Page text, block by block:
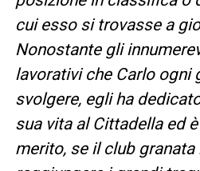
cui esso si trovasse a
Nonostante gli
lavorativi che Carlo ogni
svolgere, egli ha
sua vita al Cittadella ed
merito, se il club granata